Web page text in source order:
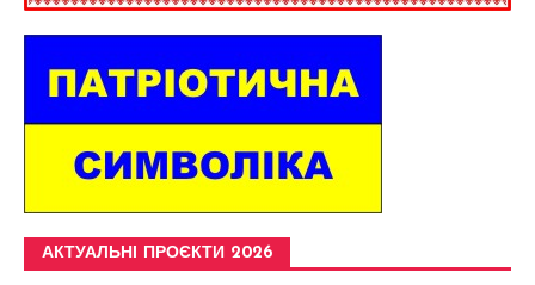
АКТУАЛЬНІ ПРОЄКТИ 2026